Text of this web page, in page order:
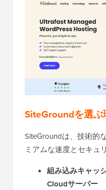
SiteGroundを選ぶ
SiteGroundは、技術的
ミアムな速度とセキュ
組み込みキャッ
Cloudサーバー